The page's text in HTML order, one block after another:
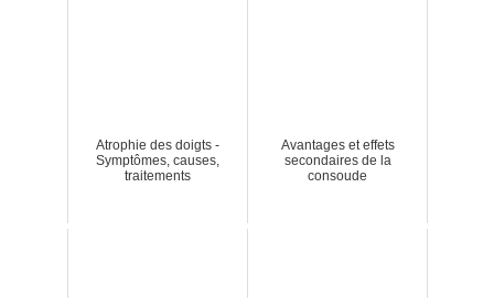
Atrophie des doigts -
Symptômes, causes,
traitements
Avantages et effets
secondaires de la
consoude